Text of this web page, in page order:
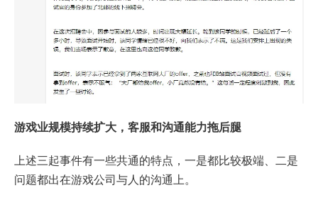
游戏业规模持续扩大，客服和沟通能力拖后腿
上述三起事件有一些共通的特点，一是都比较极端、二是
问题都出在游戏公司与人的沟通上。